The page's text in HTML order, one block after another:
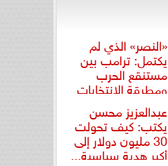
«النصر» الذي لم
يكتمل: ترامب بين
مستنقع الحرب
ومطرقة الانتخابات
عبدالعزيز محسن
يكتب: كيف تحولت
30 مليون دولار إلى
أكبر هدية سياسية...